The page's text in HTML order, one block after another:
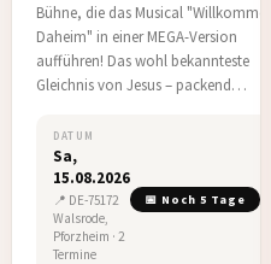
Bühne, die das Musical "Willkommen
Daheim" in einer MEGA-Version
aufführen! Das wohl bekannteste
Gleichnis von Jesus – packend
ins Herz gehen.…
DATUM
Sa,
15.08.2026
📍 DE-75172
Walsrode,
Pforzheim · 2
Termine
📅 Noch 5 Tage